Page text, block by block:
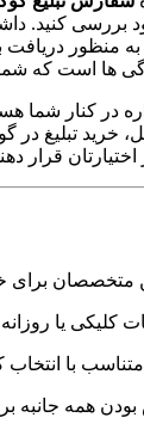
بررسی کنید.
به منظور دریافت
ها است که شما
در کنار شما
خرید تبلیغ در
قرار
متخصصان برای
کلیکی یا روزانه
متناسب با
همه جانبه